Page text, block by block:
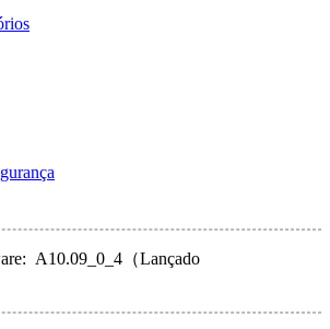
A10.09_0_4（Lançado